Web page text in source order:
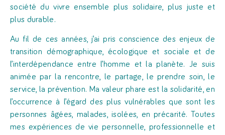
société du vivre ensemble plus solidaire, plus juste et
plus durable.
Au fil de ces années, j’ai pris conscience des enjeux de
transition démographique, écologique et sociale et de
l’interdépendance entre l’homme et la planète. Je suis
animée par la rencontre, le partage, le prendre soin, le
service, la prévention. Ma valeur phare est la solidarité, en
l’occurrence à l’égard des plus vulnérables que sont les
personnes âgées, malades, isolées, en précarité. Toutes
mes expériences de vie personnelle, professionnelle et